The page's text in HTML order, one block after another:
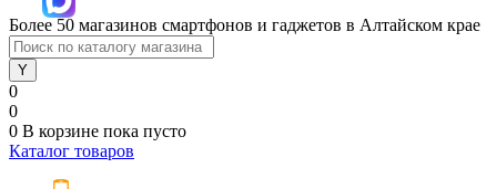
Более 50 магазинов смартфонов и гаджетов в Алтайском крае
0
0
0 В корзине пока пусто
Каталог товаров